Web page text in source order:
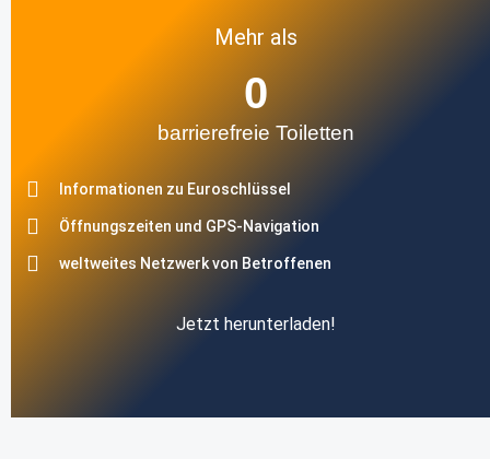
Mehr als
barrierefreie Toiletten
0
Informationen zu Euroschlüssel
Öffnungszeiten und GPS-Navigation
weltweites Netzwerk von Betroffenen
Jetzt herunterladen!